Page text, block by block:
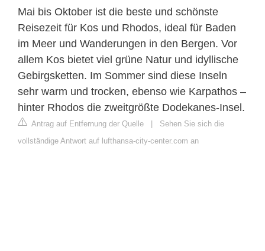
Mai bis Oktober ist die beste und schönste
Reisezeit für Kos und Rhodos, ideal für Baden
im Meer und Wanderungen in den Bergen. Vor
allem Kos bietet viel grüne Natur und idyllische
Gebirgsketten. Im Sommer sind diese Inseln
sehr warm und trocken, ebenso wie Karpathos –
hinter Rhodos die zweitgrößte Dodekanes-Insel.
Antrag auf Entfernung der Quelle
Sehen Sie sich die
vollständige Antwort auf lufthansa-city-center.com an